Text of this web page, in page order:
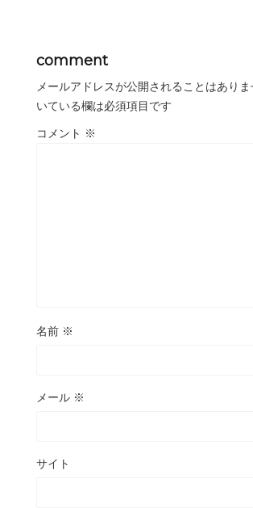
comment
メールアドレスが公開されることはありま
いている欄は必須項目です
コメント ※
名前 ※
メール ※
サイト